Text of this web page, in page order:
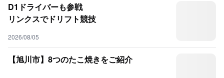
D1ドライバーも参戦
リンクスでドリフト競技
2026/08/05
【旭川市】8つのたこ焼きをご紹介